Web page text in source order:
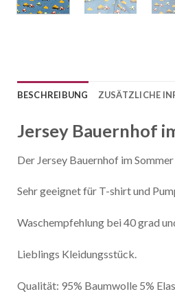
BESCHREIBUNG ZUSÄTZLICHE
Jersey Bauernhof
Der Jersey Bauernhof im
Sehr geeignet für T-shirt und
Waschempfehlung bei 40 grad
Lieblings Kleidungsstück.
Qualität: 95% Baumwolle 5%